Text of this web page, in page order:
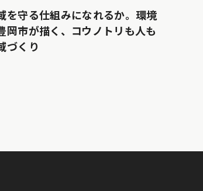
を守る仕組みになれるか。環境
岡市が描く、コウノトリも人も
づくり